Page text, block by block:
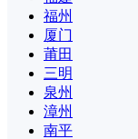
福州
厦门
莆田
三明
泉州
漳州
南平